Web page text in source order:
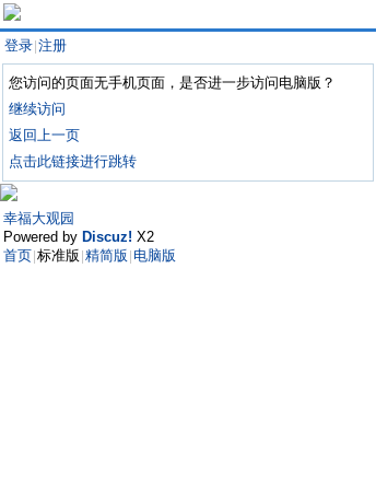
登录 注册
您访问的页面无手机页面，是否进一步访问电脑版？
继续访问
返回上一页
点击此链接进行跳转
幸福大观园
Powered by Discuz! X2
首页 标准版 精简版 电脑版